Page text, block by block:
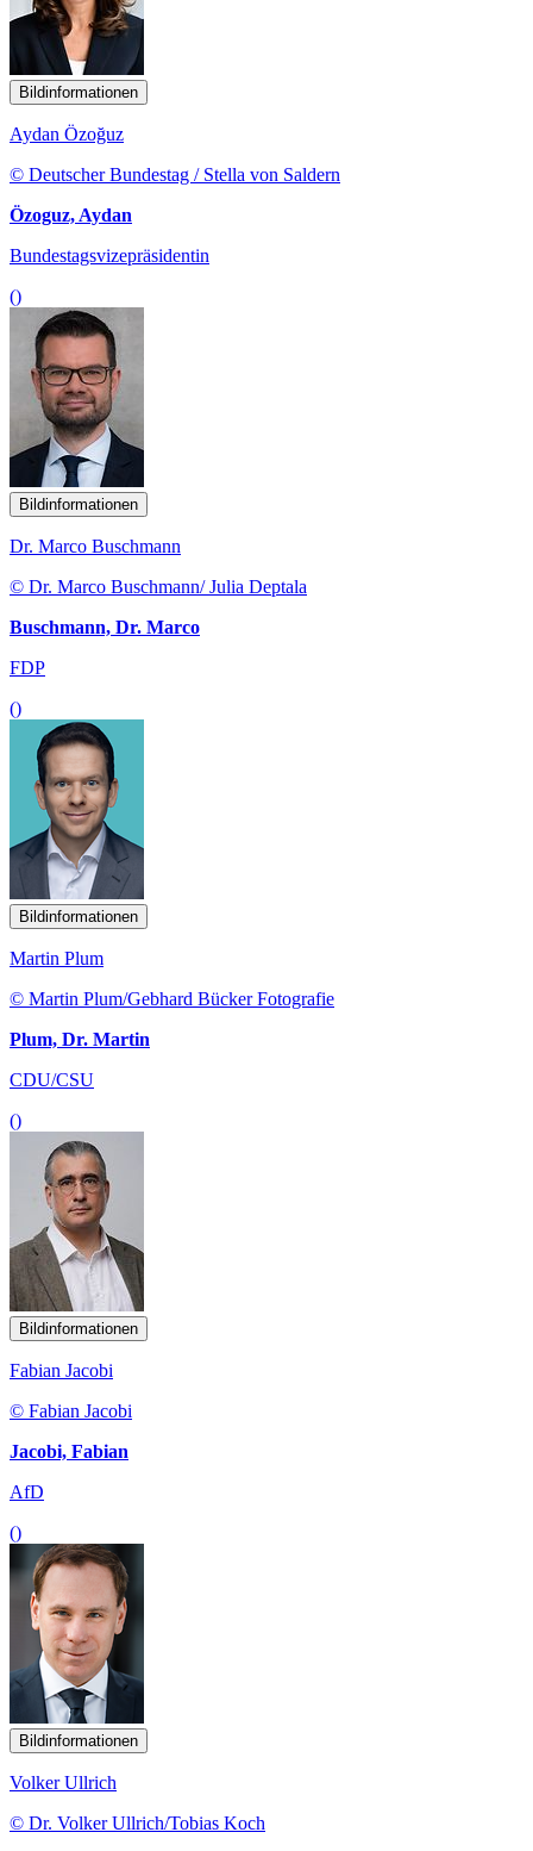
Bildinformationen
Aydan Özoğuz
© Deutscher Bundestag / Stella von Saldern
Özoguz, Aydan
Bundestagsvizepräsidentin
()
Bildinformationen
Dr. Marco Buschmann
© Dr. Marco Buschmann/ Julia Deptala
Buschmann, Dr. Marco
FDP
()
Bildinformationen
Martin Plum
© Martin Plum/Gebhard Bücker Fotografie
Plum, Dr. Martin
CDU/CSU
()
Bildinformationen
Fabian Jacobi
© Fabian Jacobi
Jacobi, Fabian
AfD
()
Bildinformationen
Volker Ullrich
© Dr. Volker Ullrich/Tobias Koch